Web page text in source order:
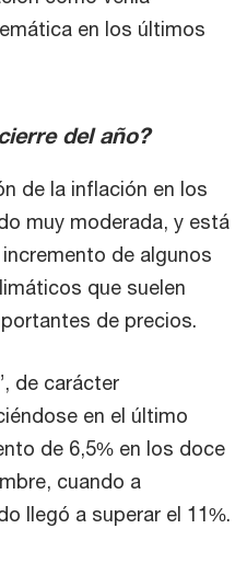
en los últimos
del año?
de la inflación en los
muy moderada, y está
de algunos
que suelen
de precios.
de carácter
en el último
de 6,5% en los doce
cuando a
llegó a superar el 11%.